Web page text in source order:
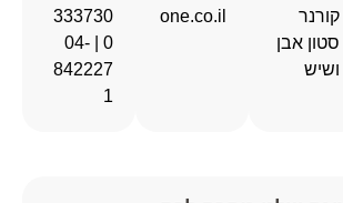
קורנר
סטון אבן
ושיש
one.co.il
333730
0 | 04-
842227
1